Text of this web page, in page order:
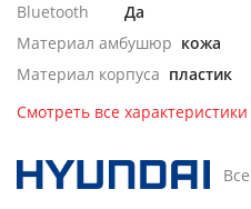
Bluetooth
Да
Материал амбушюр кожа
Материал корпуса пластик
Смотреть все характеристики